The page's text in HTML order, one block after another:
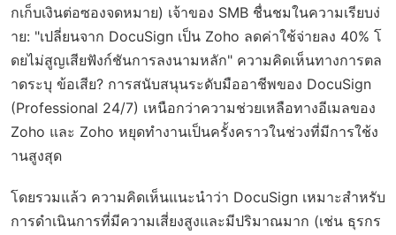
กเก็บเงินต่อซองจดหมาย) เจ้าของ SMB ชื่นชมในความเรียบง่
าย: "เปลี่ยนจาก DocuSign เป็น Zoho ลดค่าใช้จ่ายลง 40% โ
ดยไม่สูญเสียฟังก์ชันการลงนามหลัก" ความคิดเห็นทางการตล
าดระบุ ข้อเสีย? การสนับสนุนระดับมืออาชีพของ DocuSign
(Professional 24/7) เหนือกว่าความช่วยเหลือทางอีเมลของ
Zoho และ Zoho หยุดทำงานเป็นครั้งคราวในช่วงที่มีการใช้ง
านสูงสุด
โดยรวมแล้ว ความคิดเห็นแนะนำว่า DocuSign เหมาะสำหรับ
การดำเนินการที่มีความเสี่ยงสูงและมีปริมาณมาก (เช่น ธุรกร